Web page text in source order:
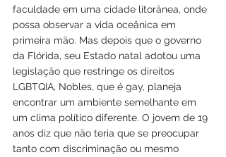
faculdade em uma cidade litorânea, onde
possa observar a vida oceânica em
primeira mão. Mas depois que o governo
da Flórida, seu Estado natal adotou uma
legislação que restringe os direitos
LGBTQIA, Nobles, que é gay, planeja
encontrar um ambiente semelhante em
um clima político diferente. O jovem de 19
anos diz que não teria que se preocupar
tanto com discriminação ou mesmo